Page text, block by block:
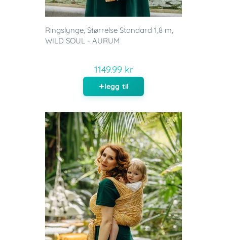
Ringslynge, Størrelse Standard 1,8 m,
WILD SOUL - AURUM
1149.99 kr
legg til